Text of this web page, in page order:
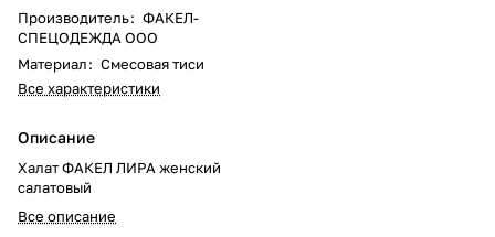
Производитель: ФАКЕЛ-
СПЕЦОДЕЖДА ООО
Материал: Смесовая тиси
Все характеристики
Описание
Халат ФАКЕЛ ЛИРА женский
салатовый
Все описание